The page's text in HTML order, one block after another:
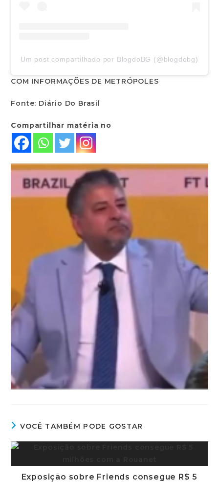
Um post compartilhado por BlogdoBG (@blogdobg)
COM INFORMAÇÕES DE METRÓPOLES
Fonte: Diário Do Brasil
Compartilhar matéria no
VOCÊ TAMBÉM PODE GOSTAR
Exposição sobre Friends consegue R$ 5